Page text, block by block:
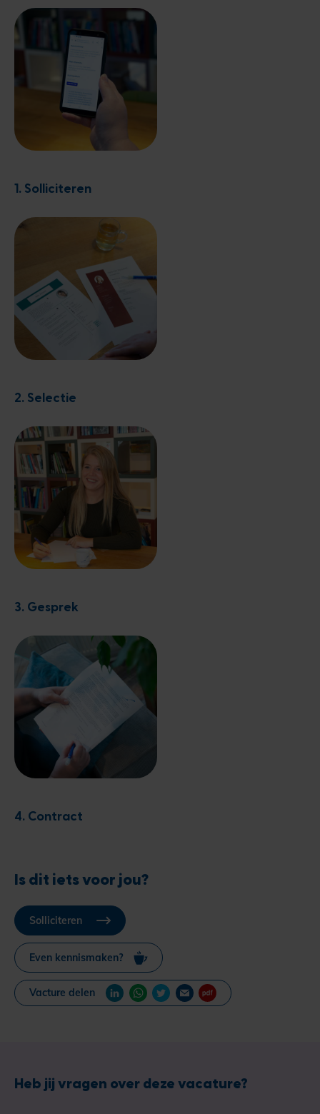
1. Solliciteren
2. Selectie
3. Gesprek
4. Contract
Is dit iets voor jou?
Solliciteren
Even kennismaken?
Vacture delen
Heb jij vragen over deze vacature?